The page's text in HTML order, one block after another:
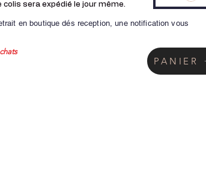
PANIER
sera expédié le jour même.
en boutique dés reception,une notification vous